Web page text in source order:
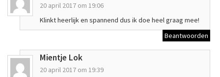
20 april 2017 om 19:06
Klinkt heerlijk en spannend dus ik doe heel graag mee!
Beantwoorden
Mientje Lok
20 april 2017 om 19:39